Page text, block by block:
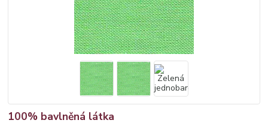
100% bavlněná látka